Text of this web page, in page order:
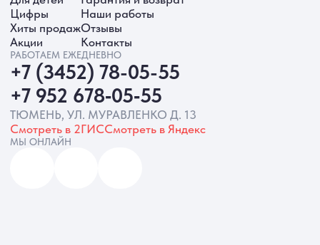
ИП Батырева Марина Александровна,
ИНН 720413822766, ОГРНИП
325723200064191
Политика обработки ПД
Согласие на обработку ПД
Политика Cookie
Согласие на рекламную рассылку
Разработка сайта